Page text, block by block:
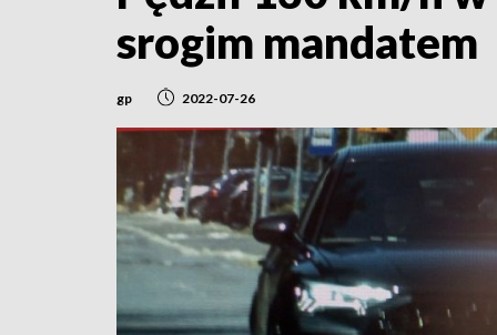
srogim mandatem
gp 2022-07-26